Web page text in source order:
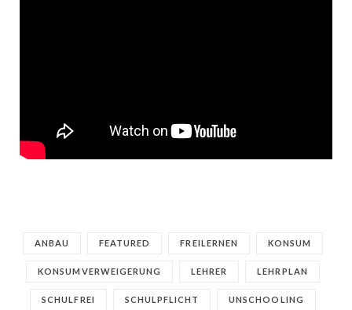
ANBAU FEATURED FREILERNEN KONSUM
KONSUMVERWEIGERUNG LEHRER LEHRPLAN
SCHULFREI SCHULPFLICHT UNSCHOOLING